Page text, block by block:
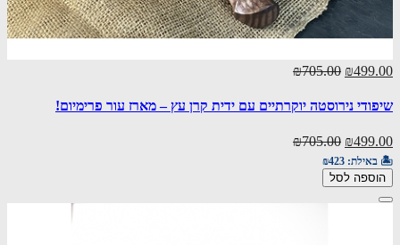
₪499.00
₪705.00
שיפודי נירוסטה יוקרתיים עם ידית קרן עץ – מארז עור פרימיום!
₪499.00
₪705.00
🏝️ באילת: ₪423
הוספה לסל